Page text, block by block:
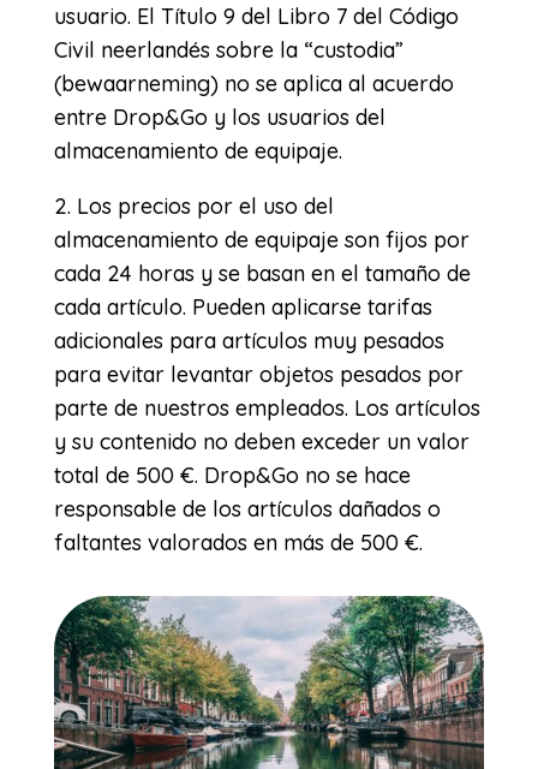
usuario. El Título 9 del Libro 7 del Código
Civil neerlandés sobre la “custodia”
(bewaarneming) no se aplica al acuerdo
entre Drop&Go y los usuarios del
almacenamiento de equipaje.
2. Los precios por el uso del
almacenamiento de equipaje son fijos por
cada 24 horas y se basan en el tamaño de
cada artículo. Pueden aplicarse tarifas
adicionales para artículos muy pesados
para evitar levantar objetos pesados por
parte de nuestros empleados. Los artículos
y su contenido no deben exceder un valor
total de 500 €. Drop&Go no se hace
responsable de los artículos dañados o
faltantes valorados en más de 500 €.